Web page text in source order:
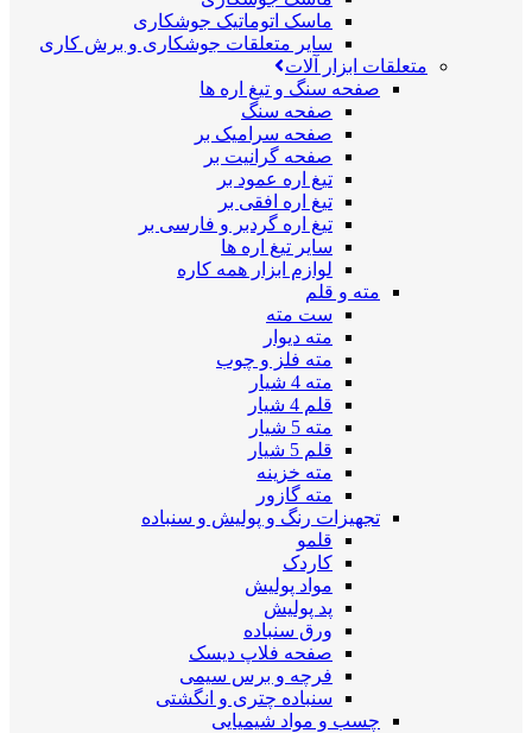
ماسک اتوماتیک جوشکاری
سایر متعلقات جوشکاری و برش کاری
متعلقات ابزار آلات
صفحه سنگ و تیغ اره ها
صفحه سنگ
صفحه سرامیک بر
صفحه گرانیت بر
تیغ اره عمود بر
تیغ اره افقی بر
تیغ اره گردبر و فارسی بر
سایر تیغ اره ها
لوازم ابزار همه کاره
مته و قلم
ست مته
مته دیوار
مته فلز و چوب
مته 4 شیار
قلم 4 شیار
مته 5 شیار
قلم 5 شیار
مته خزینه
مته گازور
تجهیزات رنگ و پولیش و سنباده
قلمو
کاردک
مواد پولیش
پد پولیش
ورق سنباده
صفحه فلاپ دیسک
فرچه و برس سیمی
سنباده چتری و انگشتی
چسب و مواد شیمیایی